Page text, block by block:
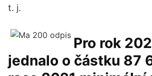
t. j.
Pro rok
jednalo o částku 87